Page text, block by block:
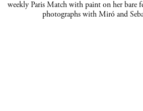
weekly Paris Match with paint on her bare
photographs with Miró and